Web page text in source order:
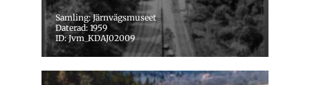
Samling: Järnvägsmuseet
Daterad: 1959
ID: Jvm_KDAJ02009